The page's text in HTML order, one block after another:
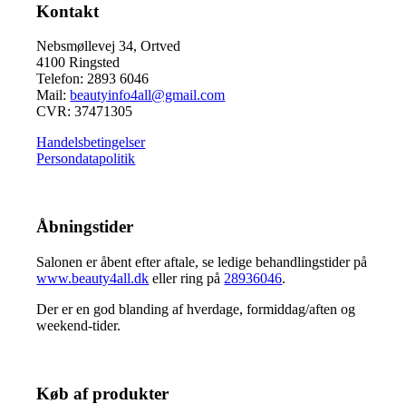
Kontakt
Nebsmøllevej 34, Ortved
4100 Ringsted
Telefon: 2893 6046
Mail:beautyinfo4all@gmail.com
CVR: 37471305
Handelsbetingelser
Persondatapolitik
Åbningstider
Salonen er åbent efter aftale, se ledige behandlingstider på
www.beauty4all.dk eller ring på 28936046.
Der er en god blanding af hverdage, formiddag/aften og
weekend-tider.
Køb af produkter